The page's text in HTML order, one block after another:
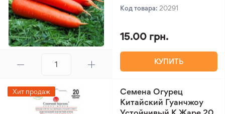
Код товара: 20291
15.00 грн.
КУПИТЬ
Хит продаж
Семена Огурец
Китайский Гуанчжоу